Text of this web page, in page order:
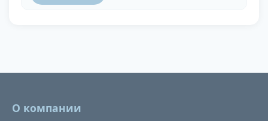
О компании